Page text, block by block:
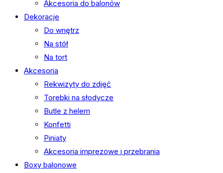
Akcesoria do balonów
Dekoracje
Do wnętrz
Na stół
Na tort
Akcesoria
Rekwizyty do zdjęć
Torebki na słodycze
Butle z helem
Konfetti
Piniaty
Akcesoria imprezowe i przebrania
Boxy balonowe